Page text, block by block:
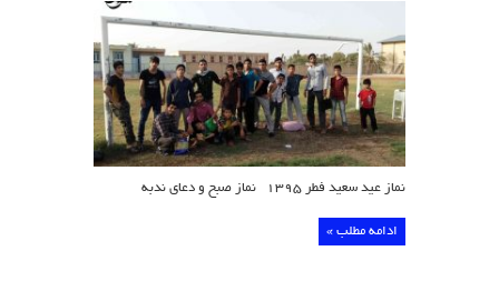
نماز عید سعید فطر ۱۳۹۵ نماز صبح و دعای ندبه
ادامه مطلب »